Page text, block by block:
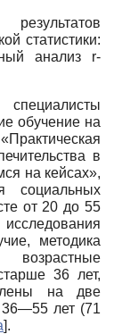
статистики:
анализ r-
обучение на
в
на кейсах»,
социальных
от 20 до 55
методика
36 лет,
на две
36—55 лет (71
].